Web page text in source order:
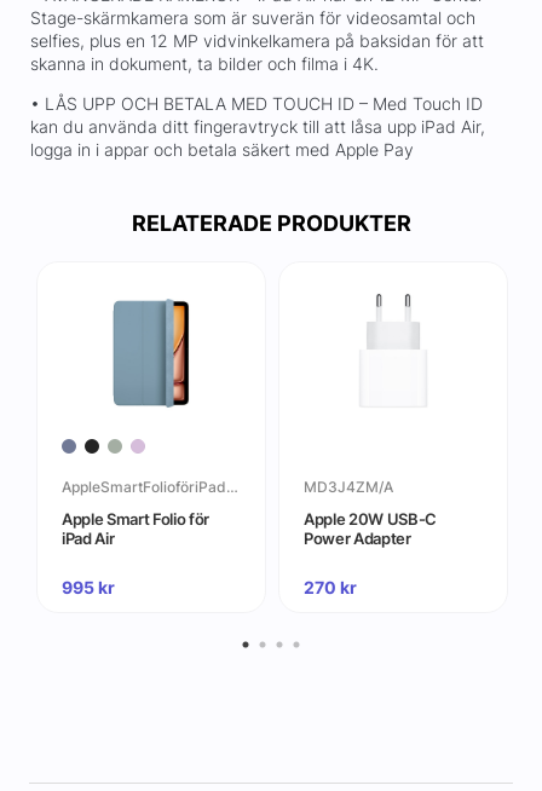
Stage-skärmkamera som är suverän för videosamtal och
selfies, plus en 12 MP vidvinkelkamera på baksidan för att
skanna in dokument, ta bilder och filma i 4K.
• LÅS UPP OCH BETALA MED TOUCH ID – Med Touch ID
kan du använda ditt fingeravtryck till att låsa upp iPad Air,
logga in i appar och betala säkert med Apple Pay
RELATERADE PRODUKTER
AppleSmartFolioföriPadAir
Apple Smart Folio för
iPad Air
995kr
MD3J4ZM/A
Apple 20W USB-C
Power Adapter
270 kr